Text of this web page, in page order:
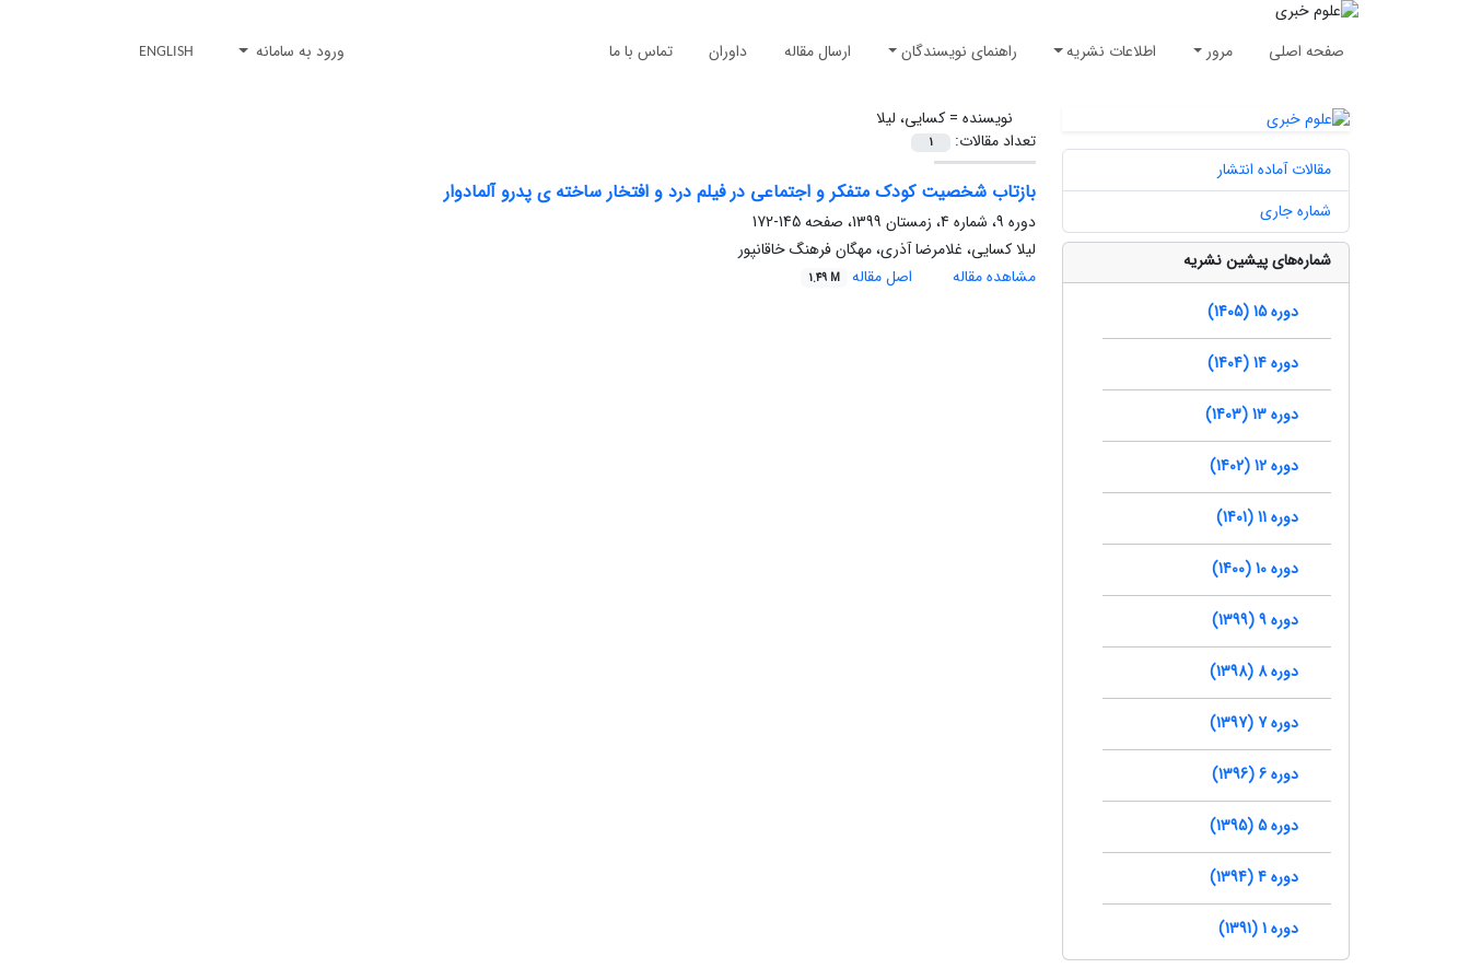
صفحه اصلی مرور اطلاعات نشریه راهنمای نویسندگان ارسال مقاله داوران تماس با ما ورود به سامانه ENGLISH
نویسنده =کسایی، لیلا
تعداد مقالات:
1
بازتاب شخصیت کودک متفکر و اجتماعی در فیلم درد و افتخار ساخته ی پدرو آلمادوار
دوره 9، شماره 4، زمستان 1399، صفحه
145-172
لیلا کسایی، غلامرضا آذری، مهگان فرهنگ خاقانپور
مشاهده مقاله
اصل مقاله 1.49 M
مقالات آماده انتشار
شماره جاری
شماره‌های پیشین نشریه
دوره 15 (1405)
دوره 14 (1404)
دوره 13 (1403)
دوره 12 (1402)
دوره 11 (1401)
دوره 10 (1400)
دوره 9 (1399)
دوره 8 (1398)
دوره 7 (1397)
دوره 6 (1396)
دوره 5 (1395)
دوره 4 (1394)
دوره 1 (1391)